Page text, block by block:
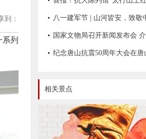
巾讲解员项目入选全国典型项
八一建军节 | 山河皆安，致敬
国家文物局召开新闻发布会
文物资源数据管理办法》《革
纪念唐山抗震50周年大会在唐
相关景点
到：
列